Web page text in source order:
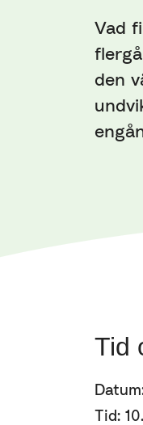
Vad
den
Tid
Tid: